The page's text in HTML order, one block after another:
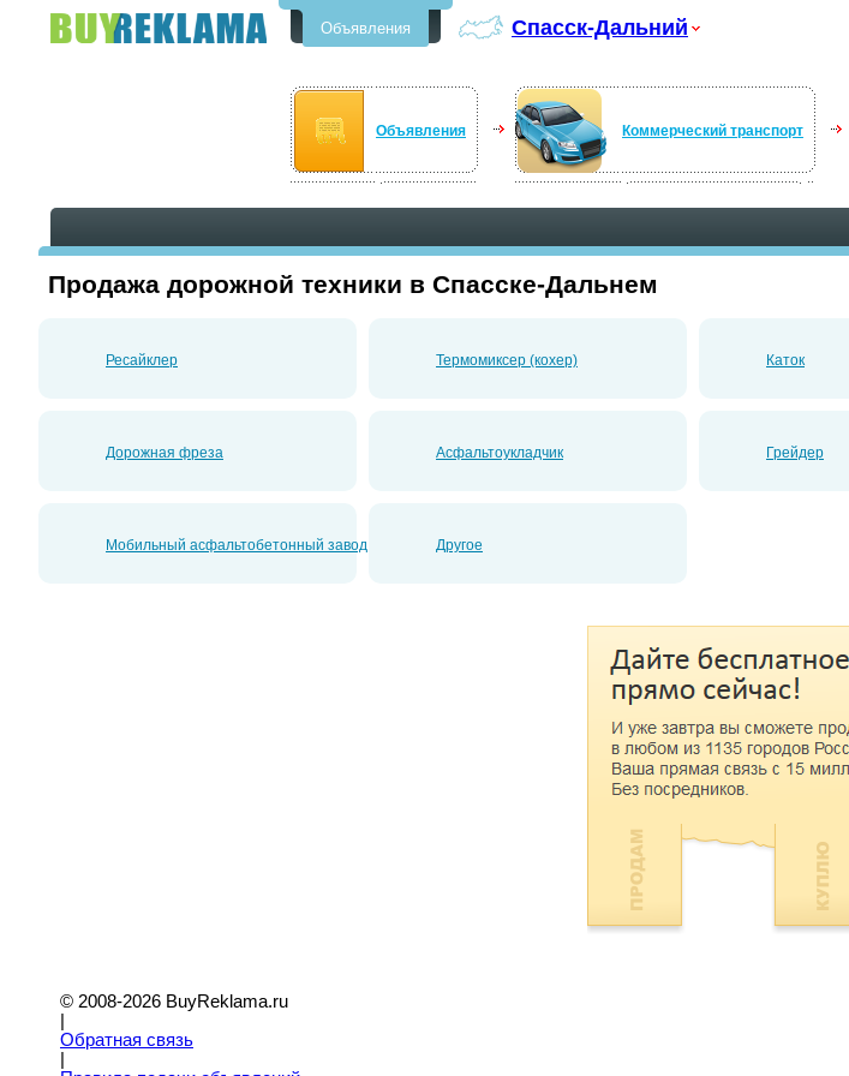
Объявления Спасск-Дальний
Объявления Коммерческий транспорт
Продажа дорожной техники в Спасске-Дальнем
Ресайклер Термомиксер (кохер) Каток
Дорожная фреза Асфальтоукладчик Грейдер
Мобильный асфальтобетонный завод Другое
© 2008-2026 BuyReklama.ru
Обратная связь